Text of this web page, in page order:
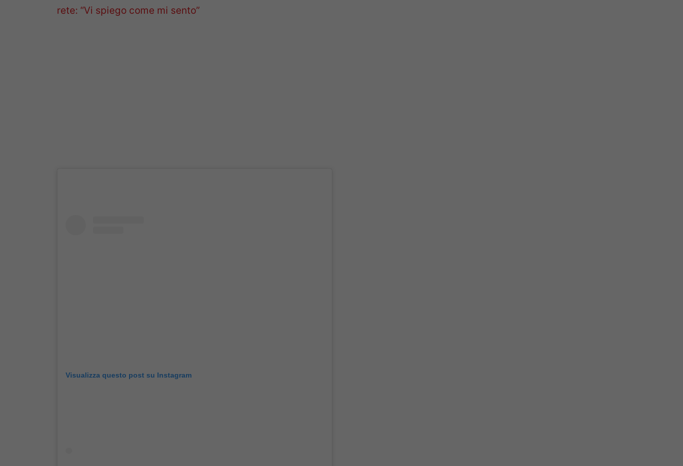
rete: “Vi spiego come mi sento”
Visualizza questo post su Instagram